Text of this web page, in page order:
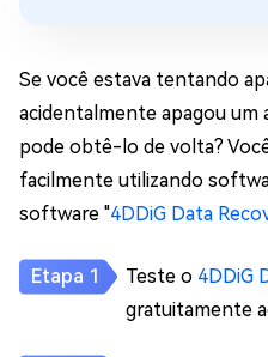
Se você estava tentando
acidentalmente apagou
pode obtê-lo de volta?
facilmente utilizando
software "4DDiG Data
Teste o 4DDiG
gratuitamente